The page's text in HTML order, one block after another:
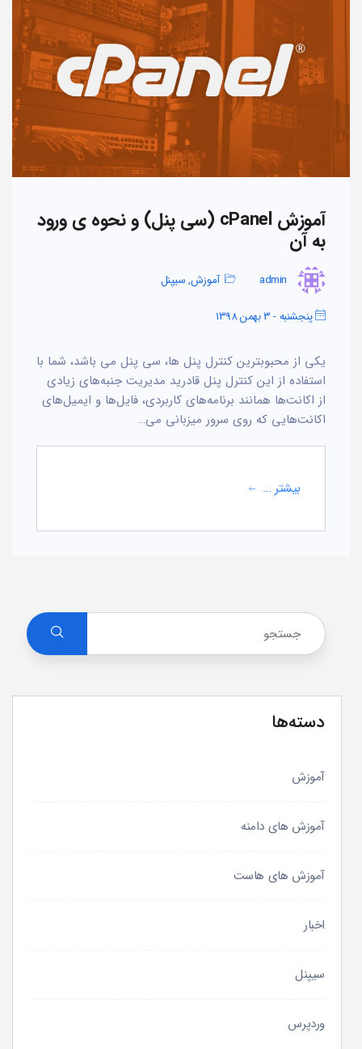
آموزش cPanel (سی پنل) و نحوه ی ورود
به آن
admin آموزش,سیپنل
پنجشنبه - 3 بهمن 1398
یکی از محبوبترین کنترل پنل ها، سی پنل می باشد، شما با
استفاده از این کنترل پنل قادرید مدیریت جنبه‌های زیادی
از اکانت‌ها همانند برنامه‌های کاربردی، فایل‌ها و ایمیل‌های
اکانت‌هایی که روی سرور میزبانی می…
بیشتر ...
دسته‌ها
آموزش
آموزش های دامنه
آموزش های هاست
اخبار
سیپنل
وردپرس